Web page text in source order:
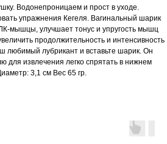
Водонепроницаем и прост в уходе.
упражнения Кегеля. Вагинальный шарик
мышцы, улучшает тонус и упругость мышц
продолжительность и интенсивность
любимый лубрикант и вставьте шарик. Он
для извлечения легко спрятать в нижнем
3,1 см Вес 65 гр.